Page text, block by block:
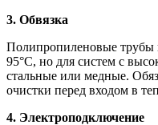
3. Обвязка
Полипропиленовые трубы
95°C, но для систем с
стальные или медные.
очистки перед входом в
4. Электроподключение